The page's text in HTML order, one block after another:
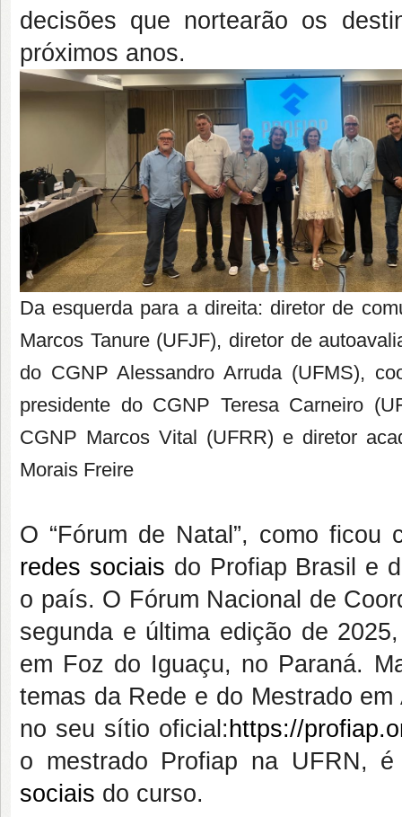
decisões que nortearão os
próximos anos.
Da esquerda para a direita: diretor de
Marcos Tanure (UFJF), diretor de
do CGNP Alessandro Arruda (UFMS),
presidente do CGNP Teresa Carneiro
CGNP Marcos Vital (UFRR) e diretor
Morais Freire
O “Fórum de Natal”, como
redes sociais do Profiap Brasil e
o país. O Fórum Nacional de
segunda e última edição de
em Foz do Iguaçu, no Paraná.
temas da Rede e do Mestrado
no seu sítio oficial: https://
o mestrado Profiap na UFRN,
sociais do curso.